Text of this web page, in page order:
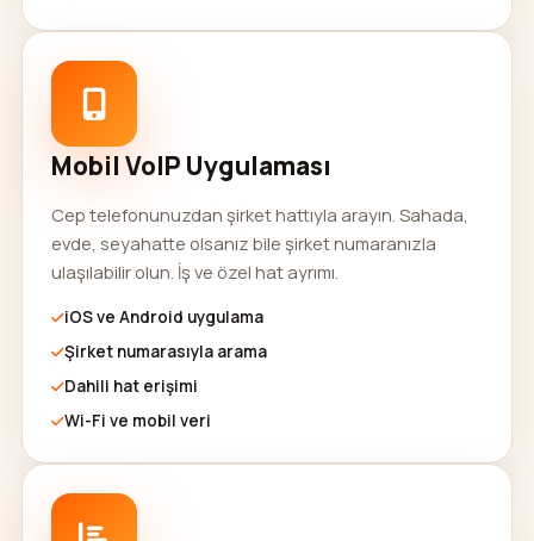
Mobil VoIP Uygulaması
Cep telefonunuzdan şirket hattıyla arayın. Sahada,
evde, seyahatte olsanız bile şirket numaranızla
ulaşılabilir olun. İş ve özel hat ayrımı.
iOS ve Android uygulama
Şirket numarasıyla arama
Dahili hat erişimi
Wi-Fi ve mobil veri